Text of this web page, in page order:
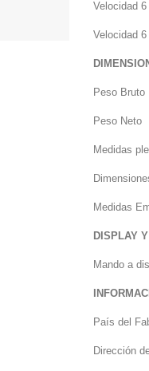
Velocidad
Velocidad 6
Peso Bruto
Peso Neto
Medidas
Medidas
DISPLAY
Mando a
País del
Dirección